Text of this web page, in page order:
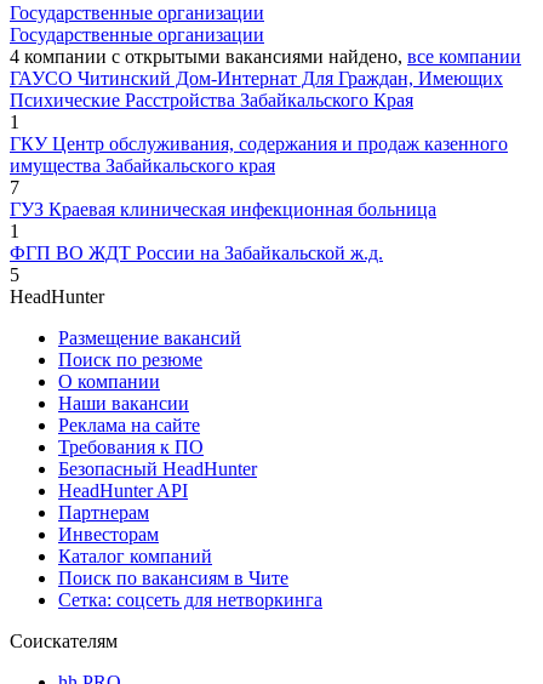
Государственные организации
Государственные организации
4 компании с открытыми вакансиями найдено, все компании
ГАУСО Читинский Дом-Интернат Для Граждан, Имеющих
Психические Расстройства Забайкальского Края
1
ГКУ Центр обслуживания, содержания и продаж казенного
имущества Забайкальского края
7
ГУЗ Краевая клиническая инфекционная больница
1
ФГП ВО ЖДТ России на Забайкальской ж.д.
5
HeadHunter
Размещение вакансий
Поиск по резюме
О компании
Наши вакансии
Реклама на сайте
Требования к ПО
Безопасный HeadHunter
HeadHunter API
Партнерам
Инвесторам
Каталог компаний
Поиск по вакансиям в Чите
Сетка: соцсеть для нетворкинга
Соискателям